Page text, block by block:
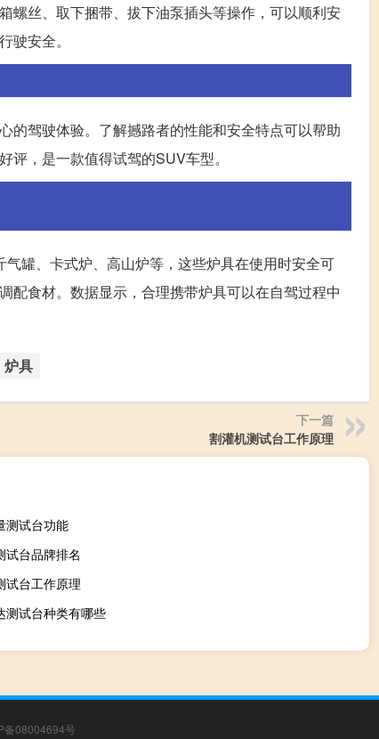
螺丝、取下捆带、拔下油泵插头等操作，可以顺利安
安全。
的驾驶体验。了解撼路者的性能和安全特点可以帮助
，是一款值得试驾的SUV车型。
罐、卡式炉、高山炉等，这些炉具在使用时安全可
配食材。数据显示，合理携带炉具可以在自驾过程中
炉具
下一篇
割灌机测试台工作原理
测试台功能
试台品牌排名
试台工作原理
测试台种类有哪些
备08004694号